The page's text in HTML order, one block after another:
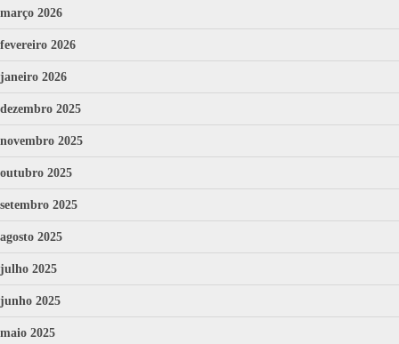
março 2026
fevereiro 2026
janeiro 2026
dezembro 2025
novembro 2025
outubro 2025
setembro 2025
agosto 2025
julho 2025
junho 2025
maio 2025